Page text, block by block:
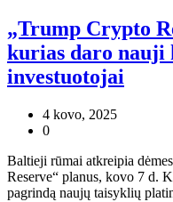
„Trump Crypto
kurias daro
investuotojai
4 kovo, 2025
0
Baltieji rūmai atkreipia
Reserve“ planus, kovo 7 d.
pagrindą naujų taisyklių